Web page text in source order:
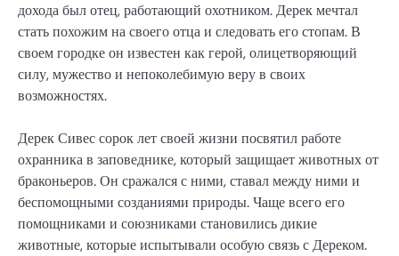
дохода был отец, работающий охотником. Дерек мечтал
стать похожим на своего отца и следовать его стопам. В
своем городке он известен как герой, олицетворяющий
силу, мужество и непоколебимую веру в своих
возможностях.
Дерек Сивес сорок лет своей жизни посвятил работе
охранника в заповеднике, который защищает животных от
браконьеров. Он сражался с ними, ставал между ними и
беспомощными созданиями природы. Чаще всего его
помощниками и союзниками становились дикие
животные, которые испытывали особую связь с Дереком.